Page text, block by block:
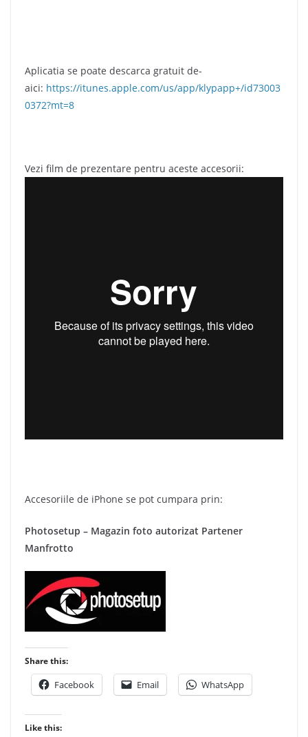
Aplicatia se poate descarca gratuit de-
aici: https://itunes.apple.com/us/app/klypapp+/id73003
0372?mt=8
Vezi film de prezentare pentru aceste accesorii:
Accesoriile de iPhone se pot cumpara prin:
Photosetup – Magazin foto autorizat Partener
Manfrotto
Share this:
Facebook Email WhatsApp
Like this: